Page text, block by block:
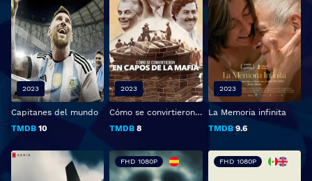
Capitanes del mundo
TMDB 10
2023
Cómo se convirtieron en capos de la mafia
TMDB 8
2023
La Memoria infinita
TMDB9.6
2023
FHD 1080P FHD 1080P